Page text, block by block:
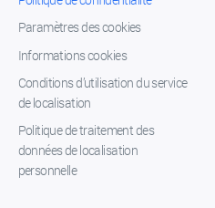
Paramètres des cookies
Informations cookies
Conditions d’utilisation du service
de localisation
Politique de traitement des
données de localisation
personnelle